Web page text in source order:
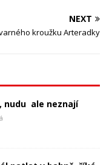
NEXT
kroužku Arteradky
nudu ale neznají